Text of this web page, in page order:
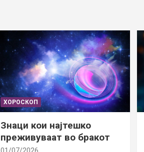
ХОРОСКОП
Знаци кои најтешко
преживуваат во бракот